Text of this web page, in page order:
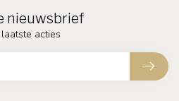
nieuwsbrief
acties